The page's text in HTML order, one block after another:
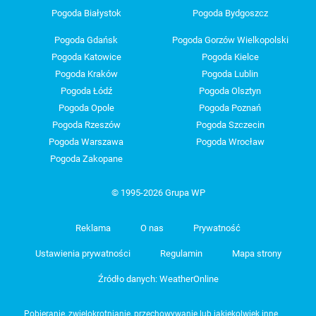
Pogoda Białystok Pogoda Bydgoszcz
Pogoda Gdańsk
Pogoda Gorzów Wielkopolski
Pogoda Katowice
Pogoda Kielce
Pogoda Kraków
Pogoda Lublin
Pogoda Łódź
Pogoda Olsztyn
Pogoda Opole
Pogoda Poznań
Pogoda Rzeszów
Pogoda Szczecin
Pogoda Warszawa
Pogoda Wrocław
Pogoda Zakopane
© 1995-2026 Grupa WP
Reklama O nas Prywatność
Ustawienia prywatności Regulamin Mapa strony
Źródło danych: WeatherOnline
Pobieranie, zwielokrotnianie, przechowywanie lub jakiekolwiek inne